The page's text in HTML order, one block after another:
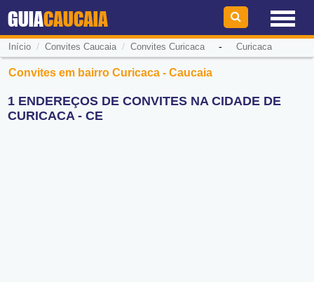
GUIACAUCAIA
Início / Convites Caucaia/ Convites Curicaca- Curicaca
Convites em bairro Curicaca - Caucaia
1 ENDEREÇOS DE CONVITES NA CIDADE DE
CURICACA - CE